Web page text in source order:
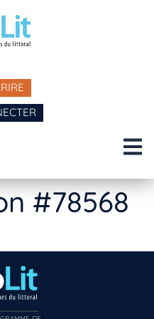
#78568